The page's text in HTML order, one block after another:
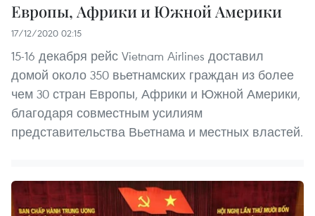
Европы, Африки и Южной Америки
17/12/2020 02:15
15-16 декабря рейс Vietnam Airlines доставил
домой около 350 вьетнамских граждан из более
чем 30 стран Европы, Африки и Южной Америки,
благодаря совместным усилиям
представительства Вьетнама и местных властей.